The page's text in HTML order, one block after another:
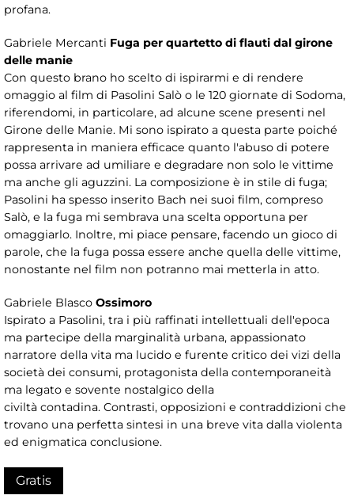
profana.
Gabriele Mercanti Fuga per quartetto di flauti dal girone
delle manie
Con questo brano ho scelto di ispirarmi e di rendere
omaggio al film di Pasolini Salò o le 120 giornate di Sodoma,
riferendomi, in particolare, ad alcune scene presenti nel
Girone delle Manie. Mi sono ispirato a questa parte poiché
rappresenta in maniera efficace quanto l'abuso di potere
possa arrivare ad umiliare e degradare non solo le vittime
ma anche gli aguzzini. La composizione è in stile di fuga;
Pasolini ha spesso inserito Bach nei suoi film, compreso
Salò, e la fuga mi sembrava una scelta opportuna per
omaggiarlo. Inoltre, mi piace pensare, facendo un gioco di
parole, che la fuga possa essere anche quella delle vittime,
nonostante nel film non potranno mai metterla in atto.
Gabriele Blasco Ossimoro
Ispirato a Pasolini, tra i più raffinati intellettuali dell'epoca
ma partecipe della marginalità urbana, appassionato
narratore della vita ma lucido e furente critico dei vizi della
società dei consumi, protagonista della contemporaneità
ma legato e sovente nostalgico della
civiltà contadina. Contrasti, opposizioni e contraddizioni che
trovano una perfetta sintesi in una breve vita dalla violenta
ed enigmatica conclusione.
Gratis